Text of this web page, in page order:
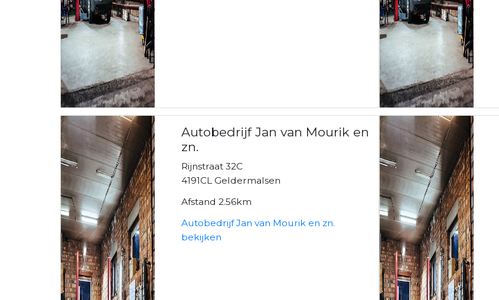
Autobedrijf Jan van Mourik en
zn.
Rijnstraat 32C
4191CL Geldermalsen
Afstand 2.56km
Autobedrijf Jan van Mourik en zn.
bekijken